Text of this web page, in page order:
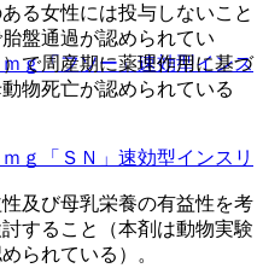
ｇ「フソー」速効型インス
ｇ「ＳＮ」 速効型インスリ
る女性には投与しないこと
盤通過が認められてい
で周産期に薬理作用に基づ
物死亡が認められている
及び母乳栄養の有益性を考
すること（本剤は動物実験
られている）。